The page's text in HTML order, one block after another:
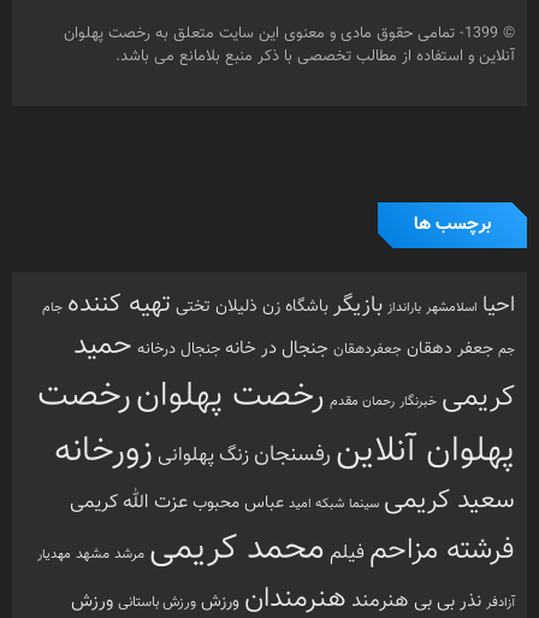
© 1399- تمامی حقوق مادی و معنوی این سایت متعلق به رخصت پهلوان
آنلاین و استفاده از مطالب تخصصی با ذکر منبع بلامانع می باشد.
برچسب ها
احیا اسلامشهر بارانداز بازیگرباشگاه زن ذلیلان تختی تهیه کننده جام
جم جعفر دهقان جعفردهقان جنجال در خانه جنجال درخانه حمید
کریمی خبرنگار رحمان مقدم رخصت پهلوانرخصت
پهلوان آنلاین رفسنجان زنگ پهلوانی زورخانه
سعید کریمی سینما شبکه امید عباس محبوبعزت الله کریمی
فرشته مزاحمفیلم محمد کریمی مرشد مشهد مهدیار
آزادفر نذر بی بی هنرمند هنرمندان ورزش ورزش باستانی ورزش